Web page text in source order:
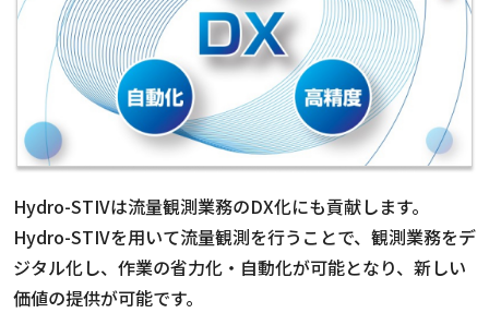
Hydro-STIVは流量観測業務のDX化にも貢献します。
Hydro-STIVを用いて流量観測を行うことで、観測業務をデ
ジタル化し、作業の省力化・自動化が可能となり、新しい
価値の提供が可能です。